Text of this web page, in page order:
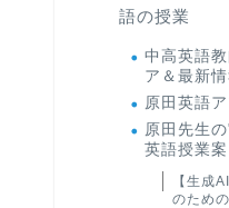
語の授業
中高英語
ア＆最新
原田英語
原田先生
英語授業案
【生成
のため